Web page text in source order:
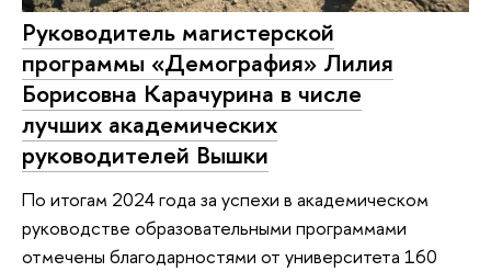
Руководитель магистерской
программы «Демография» Лилия
Борисовна Карачурина в числе
лучших академических
руководителей Вышки
По итогам 2024 года за успехи в академическом
руководстве образовательными программами
отмечены благодарностями от университета 160